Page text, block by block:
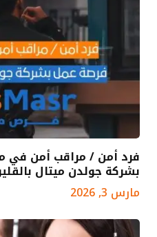
فرد أمن / مراقب أمن في
بشركة جولدن ميتال
مارس 3, 2026